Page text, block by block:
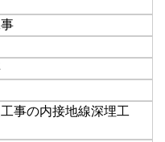
事の内接地線深埋工